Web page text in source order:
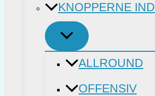
KNOPPERNE IND
ALLROUND
OFFENSIV